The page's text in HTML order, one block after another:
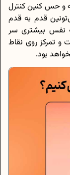
و حس کنین کنترل
قدم به قدم
نفس بیشتری سر
تمرکز روی نقاط
بود.